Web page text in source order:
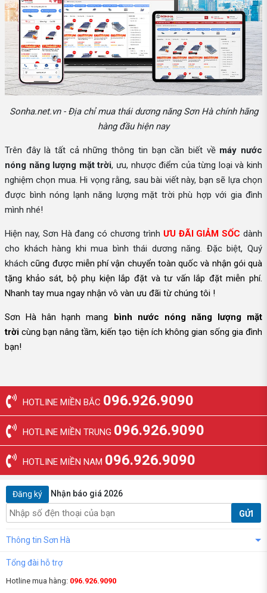
Sonha.net.vn - Địa chỉ mua thái dương năng Sơn Hà chính hãng
hàng đầu hiện nay
Trên đây là tất cả những thông tin bạn cần biết về máy nước
nóng năng lượng mặt trời, ưu, nhược điểm của từng loại và kinh
nghiệm chọn mua. Hi vọng rằng, sau bài viết này, bạn sẽ lựa chọn
được bình nóng lạnh năng lượng mặt trời phù hợp với gia đình
mình nhé!
Hiện nay, Sơn Hà đang có chương trình ƯU ĐÃI GIẢM SỐC dành
cho khách hàng khi mua bình thái dương năng. Đặc biệt, Quý
kháchcũng được miễn phí vận chuyển toàn quốc và nhận gói quà
tặng khảo sát, bộ phụ kiện lắp đặt và tư vấn lắp đặt miễn phí.
Nhanh tay mua ngay nhận vô vàn ưu đãi từ chúng tôi !
Sơn Hà hân hạnh mang
bình nước nóng năng lượng mặt
trời cùng bạn nâng tầm, kiến tạo tiện ích không gian sống gia đình
bạn!
HOTLINE MIỀN BẮC 096.926.9090
HOTLINE MIỀN TRUNG 096.926.9090
HOTLINE MIỀN NAM 096.926.9090
Đăng ký Nhận báo giá 2026
GỬI
Thông tin Sơn Hà
Tổng đài hỗ trợ
Hotline mua hàng: 096.926.9090